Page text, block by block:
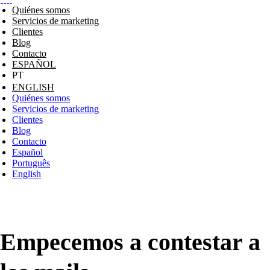
Quiénes somos
Servicios de marketing
Clientes
Blog
Contacto
ESPAÑOL
ENGLISH
Quiénes somos
Servicios de marketing
Clientes
Blog
Contacto
Español
Português
English
Empecemos a contestar a